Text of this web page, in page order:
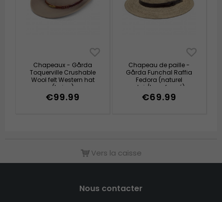
Chapeaux - Gårda
Toquerville Crushable
Wool felt Western hat
(beige)
€99.99
Chapeau de paille -
Gårda Funchal Raffia
Fedora (naturel
clair/brun foncé)
€69.99
Vers la caisse
Nous contacter